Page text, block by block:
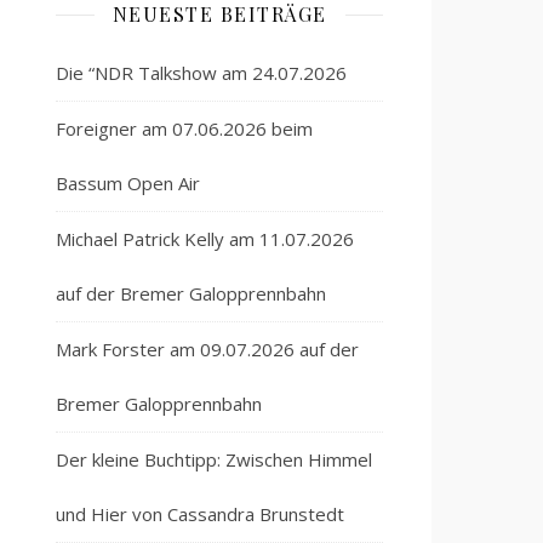
NEUESTE BEITRÄGE
Die “NDR Talkshow am 24.07.2026
Foreigner am 07.06.2026 beim
Bassum Open Air
Michael Patrick Kelly am 11.07.2026
auf der Bremer Galopprennbahn
Mark Forster am 09.07.2026 auf der
Bremer Galopprennbahn
Der kleine Buchtipp: Zwischen Himmel
und Hier von Cassandra Brunstedt